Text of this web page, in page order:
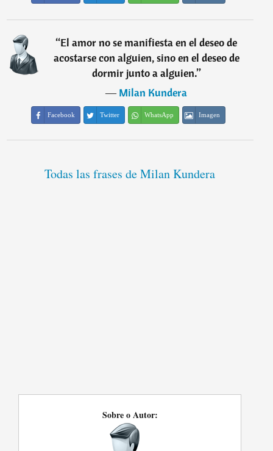
“El amor no se manifiesta en el deseo de
acostarse con alguien, sino en el deseo de
dormir junto a alguien.”
―Milan Kundera
Facebook Twitter WhatsApp Imagen
Todas las frases de Milan Kundera
Sobre o Autor: